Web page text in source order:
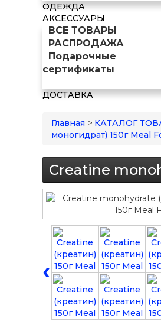
ОДЕЖДА
АКСЕССУАРЫ
ВСЕ ТОВАРЫ
РАСПРОДАЖА
Подарочные
сертификаты
ДОСТАВКА
Главная > КАТАЛОГ
моногидрат) 150г Meal
Creatine
‹